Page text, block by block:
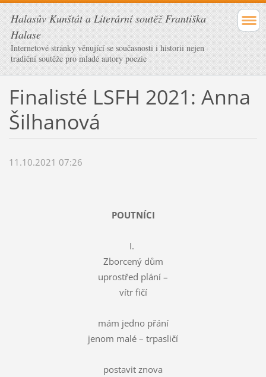
Halasův Kunštát a Literární soutěž Františka
Halase
Internetové stránky věnující se současnosti i historii nejen
tradiční soutěže pro mladé autory poezie
Finalisté LSFH 2021: Anna
Šilhanová
11.10.2021 07:26
POUTNÍCI
I.
Zborcený dům
uprostřed plání –
vítr fičí
mám jedno přání
jenom malé – trpasličí
postavit znova